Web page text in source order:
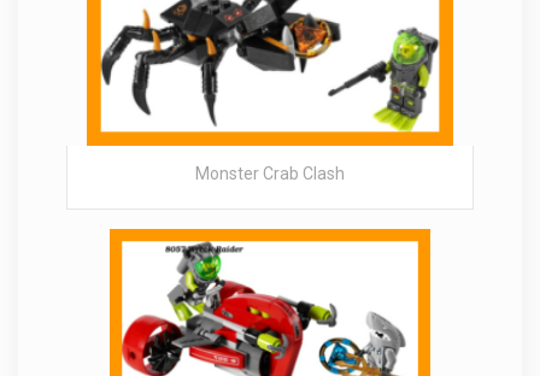
Monster Crab Clash